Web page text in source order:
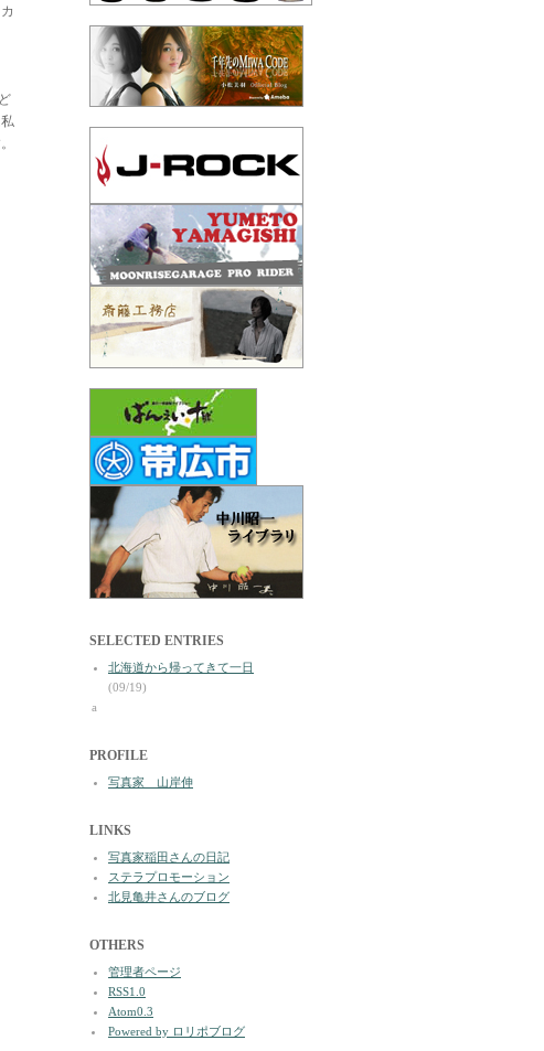
SELECTED ENTRIES
北海道から帰ってきて一日
(09/19)
a
PROFILE
写真家 山岸伸
LINKS
写真家稲田さんの日記
ステラプロモーション
北見亀井さんのブログ
OTHERS
管理者ページ
RSS1.0
Atom0.3
Powered by ロリポブログ